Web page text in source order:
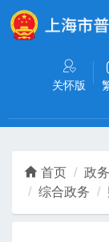
无障碍操作说明
关怀版
首页 政务
综合政务